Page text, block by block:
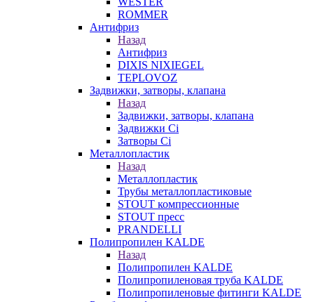
ROMMER
Антифриз
Назад
Антифриз
DIXIS NIXIEGEL
TEPLOVOZ
Задвижки, затворы, клапана
Назад
Задвижки, затворы, клапана
Задвижки Ci
Затворы Ci
Металлопластик
Назад
Металлопластик
Трубы металлопластиковые
STOUT компрессионные
STOUT пресс
PRANDELLI
Полипропилен KALDE
Назад
Полипропилен KALDE
Полипропиленовая труба KALDE
Полипропиленовые фитинги KALDE